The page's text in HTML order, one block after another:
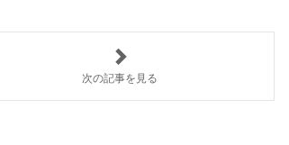
次の記事を見る